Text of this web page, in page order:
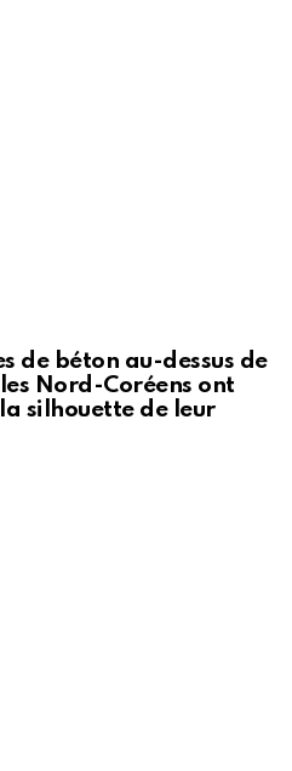
de béton au-dessus de
Nord-Coréens ont
silhouette de leur